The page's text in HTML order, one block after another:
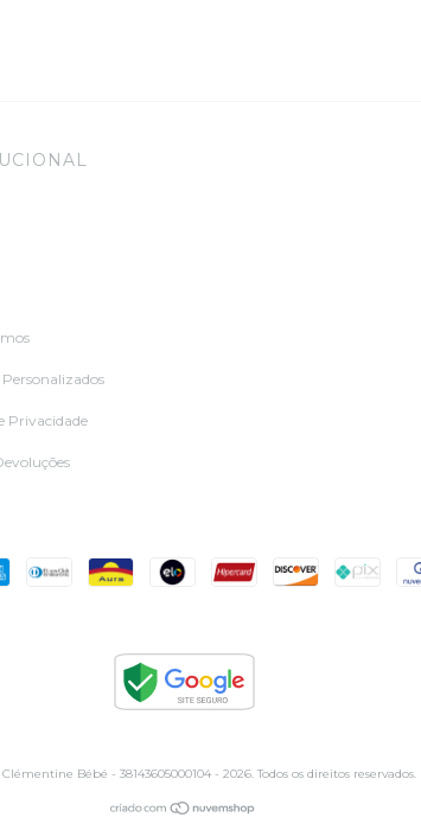
Privacidade
Bébé - 38143605000104 - 2026. Todos os direitos reservados.